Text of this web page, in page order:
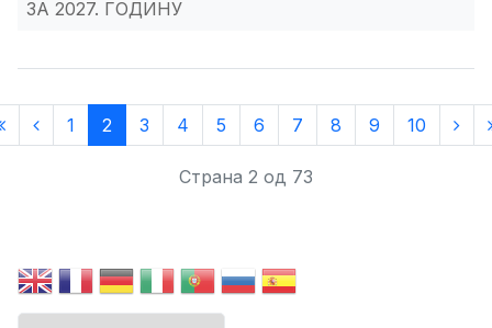
ЗА 2027. ГОДИНУ
1 2 3 4 5 6 7 8 9 10
Страна 2 од 73